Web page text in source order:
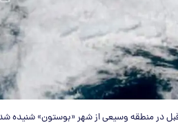
در منطقه وسیعی از شهر «بوستون» شنیده